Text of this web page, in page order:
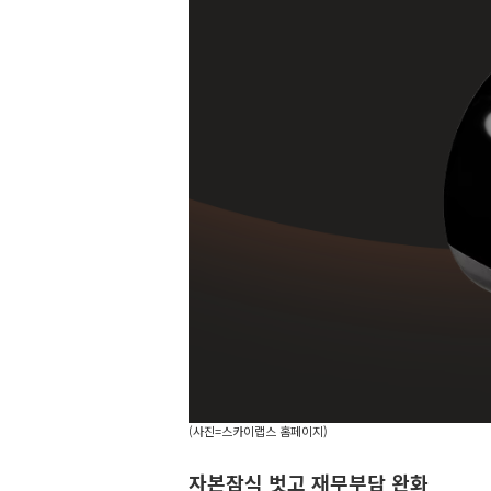
(사진=스카이랩스 홈페이지)
자본잠식 벗고 재무부담 완화